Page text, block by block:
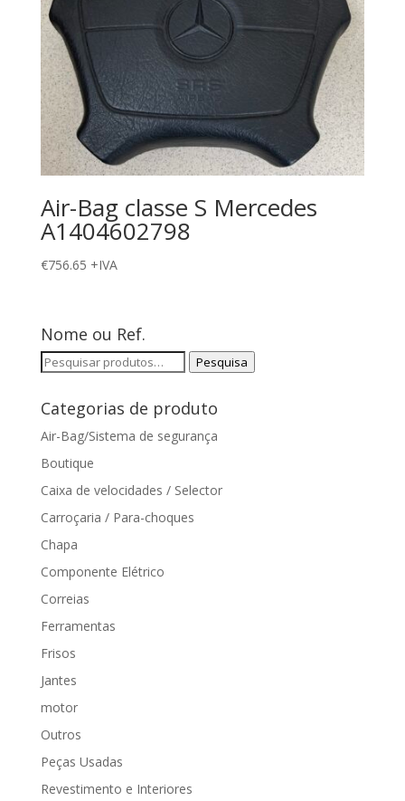
Air-Bag classe S Mercedes
A1404602798
€756.65 +IVA
Nome ou Ref.
Pesquisar
Pesquisa
Categorias de produto
Air-Bag/Sistema de segurança
Boutique
Caixa de velocidades / Selector
Carroçaria / Para-choques
Chapa
Componente Elétrico
Correias
Ferramentas
Frisos
Jantes
motor
Outros
Peças Usadas
Revestimento e Interiores